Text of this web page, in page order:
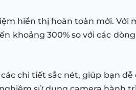
hiển thị hoàn toàn mới. Với
khoảng 300% so với các
chi tiết sắc nét, giúp bạn